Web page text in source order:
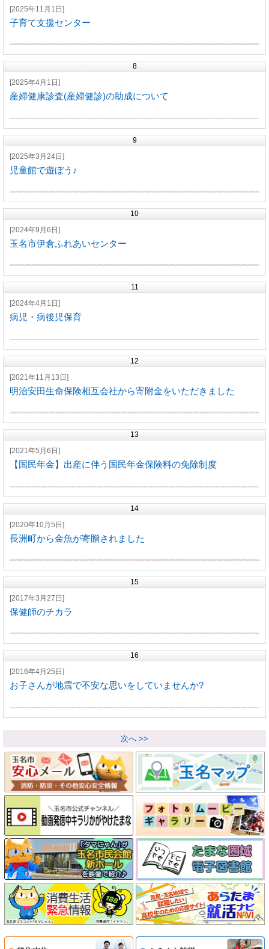
[2025年11月1日]
子育て支援センター
8
[2025年4月1日]
産婦健康診査(産婦健診)の助成について
9
[2025年3月24日]
児童館で遊ぼう♪
10
[2024年9月6日]
玉名市伊倉ふれあいセンター
11
[2024年4月1日]
病児・病後児保育
12
[2021年11月13日]
明治安田生命保険相互会社から寄附金をいただきました
13
[2021年5月6日]
【国民年金】出産に伴う国民年金保険料の免除制度
14
[2020年10月5日]
長洲町から金魚が寄贈されました
15
[2017年3月27日]
保健師のチカラ
16
[2016年4月25日]
お子さんが地震で不安な思いをしていませんか?
次へ >>